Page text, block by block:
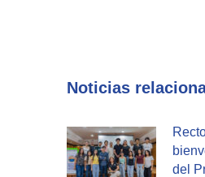
Noticias
del